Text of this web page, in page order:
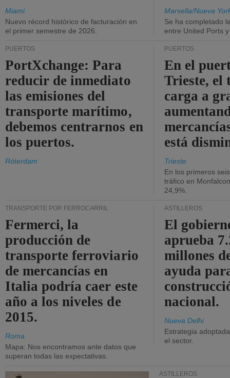
Miami
Nuevo récord histórico de facturación en
el primer semestre de 2026.
Marsella/Nueva
Se ha completado
entre United Ports
PUERTOS
PortXchange: Para
reducir de inmediato
las emisiones del
transporte marítimo,
debemos centrarnos en
los puertos.
Róterdam
PUERTOS
En el
Trieste, el
carga a
está
Trieste
En los primeros
tráfico en
24,9%.
TRANSPORTE POR FERROCARRIL
Fermerci, la
producción de
transporte ferroviario
de mercancías en
Italia podría caer este
año a los niveles de
2015.
Roma
Mapa: Nos encontramos ante datos que
superan todas las expectativas.
ASTILLEROS
El
aprueba
millones
ayuda
nacional.
Nueva Delhi
Estrategia
el sector.
ASTILLEROS